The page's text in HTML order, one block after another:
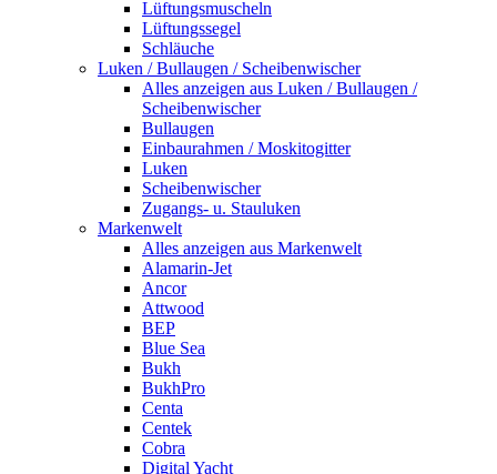
Lüftungsmuscheln
Lüftungssegel
Schläuche
Luken / Bullaugen / Scheibenwischer
Alles anzeigen aus Luken / Bullaugen /
Scheibenwischer
Bullaugen
Einbaurahmen / Moskitogitter
Luken
Scheibenwischer
Zugangs- u. Stauluken
Markenwelt
Alles anzeigen aus Markenwelt
Alamarin-Jet
Ancor
Attwood
BEP
Blue Sea
Bukh
BukhPro
Centa
Centek
Cobra
Digital Yacht